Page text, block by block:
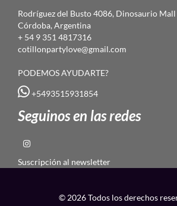
Rodríguez del Busto 4086, Dinosaurio Mall
Córdoba, Argentina
+ 54 9 351 4817316
cotillonpartylove@gmail.com
PODEMOS AYUDARTE?
+5493515931854
Seguinos en las redes
Suscripción al newsletter
© 2026 Todos los derechos